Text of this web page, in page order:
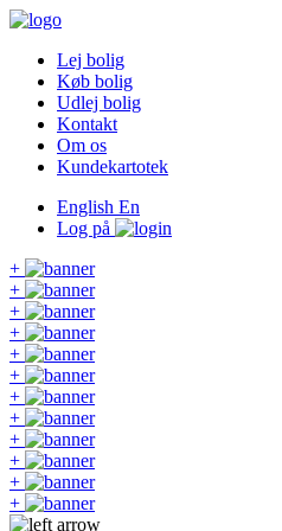
Lej bolig
Køb bolig
Udlej bolig
Kontakt
Om os
Kundekartotek
English En
Log på
+
+
+
+
+
+
+
+
+
+
+
+